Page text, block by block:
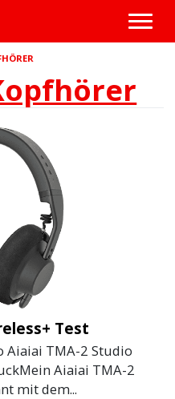
Test
TMA-2 Studio
Aiaiai TMA-2
mit dem...